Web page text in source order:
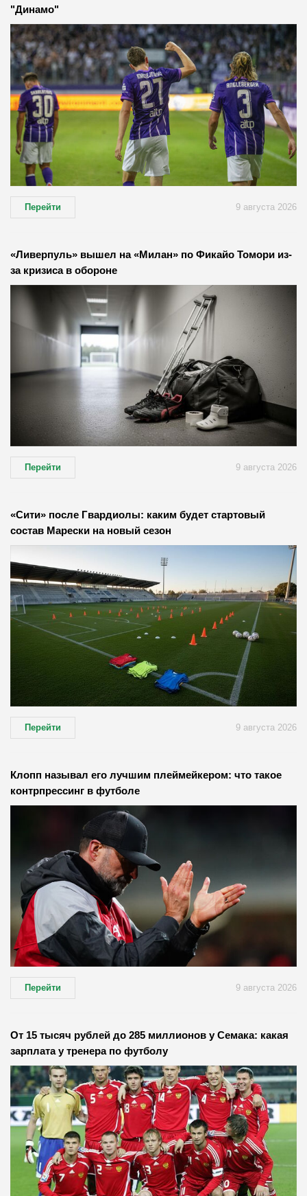
"Динамо"
Перейти 9 августа 2026
«Ливерпуль» вышел на «Милан» по Фикайо Томори из-
за кризиса в обороне
Перейти 9 августа 2026
«Сити» после Гвардиолы: каким будет стартовый
состав Марески на новый сезон
Перейти 9 августа 2026
Клопп называл его лучшим плеймейкером: что такое
контрпрессинг в футболе
Перейти 9 августа 2026
От 15 тысяч рублей до 285 миллионов у Семака: какая
зарплата у тренера по футболу